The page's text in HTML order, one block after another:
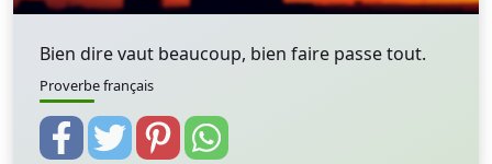
Bien dire vaut beaucoup, bien faire passe tout.
Proverbe français